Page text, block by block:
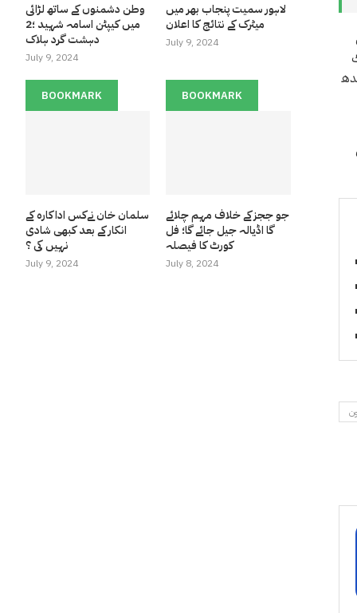
بدھ
وطن دشمنوں کے ساتھ لڑائی
میں کیپٹن اسامہ شہید ؛2
دہشت گرد ہلاک
July 9, 2024
لاہور سمیت پنجاب بھر میں
میٹرک کے نتائج کا اعلان
July 9, 2024
BOOKMARK
سلمان خان نےکس اداکارہ کے
انکار کے بعد کبھی شادی
نہیں کی ؟
July 9, 2024
BOOKMARK
جو ججز کے خلاف مہم چلائے
گا اڈیالہ جیل جائے گا؛ فل
کورٹ کا فیصلہ
July 8, 2024